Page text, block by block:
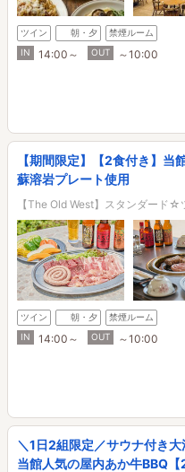
ツイン 朝・夕
禁煙ルーム
IN
14:00～ OUT ～10:00
【期間限定】【2食付き】
蘇溶岩プレート使用
【The Old West】スタンダード☆
ツイン 朝・夕
禁煙ルーム
IN
14:00～ OUT ～10:00
＼1日2組限定／サウナ付き
当館人気の屋内あか牛BBQ【